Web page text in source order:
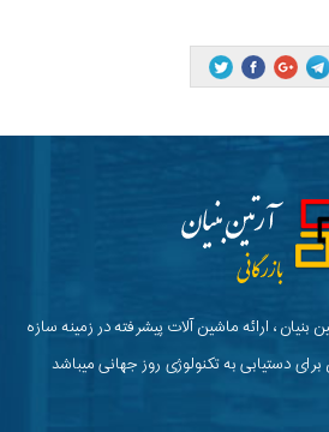
، ارائه ماشین آلات پیشرفته در زمینه سازه
دستیابی به تکنولوژی روز جهانی میباشد